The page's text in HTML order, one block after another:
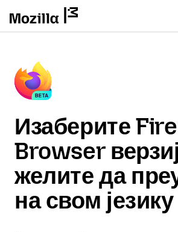
Изаберите
Browser
желите да
на свом језику